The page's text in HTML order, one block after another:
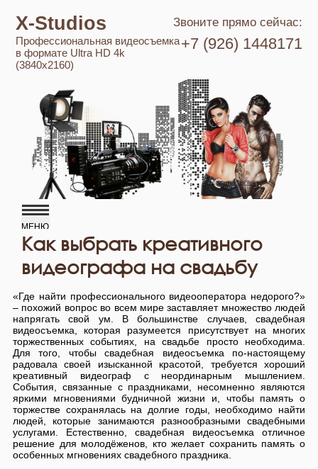
Звоните прямо сейчас:
X-Studios
+7 (926) 1448171
Профессиональная видеосъемка
в формате Ultra HD 4k
(3840x2160)
Как выбрать креативного
видеографа на свадьбу
«Где найти профессионального видеооператора недорого?»
– похожий вопрос во всем мире заставляет множество людей
напрягать свой ум. В большинстве случаев, свадебная
видеосъемка, которая разумеется присутствует на многих
торжественных событиях, на свадьбе просто необходима.
Для того, чтобы свадебная видеосъемка по-настоящему
радовала своей изысканной красотой, требуется хороший
креативный видеограф с неординарным мышлением.
События, связанные с праздниками, несомненно являются
яркими мгновениями будничной жизни и, чтобы память о
торжестве сохранялась на долгие годы, необходимо найти
людей, которые занимаются разнообразными свадебными
услугами. Естественно, свадебная видеосъемка отличное
решение для молодёженов, кто желает сохранить память о
особенных мгновениях свадебного праздника.